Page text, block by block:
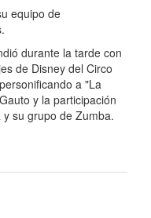
equipo de
durante la tarde con
de Disney del Circo
a "La
y la participación
su grupo de Zumba.